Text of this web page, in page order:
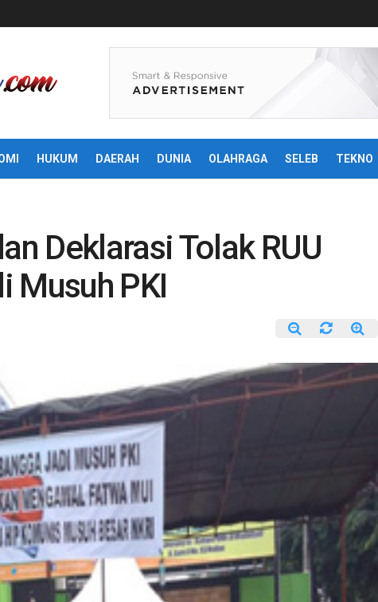
HUKUM DAERAH DUNIA OLAHRAGA SELEB TEKNO
Deklarasi Tolak RUU
Musuh PKI